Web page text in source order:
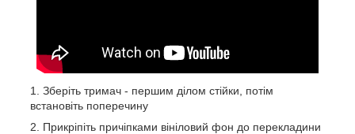
Зберіть тримач - першим ділом стійки, потім
встановіть поперечину
Прикріпіть причіпками вініловий фон до перекладини